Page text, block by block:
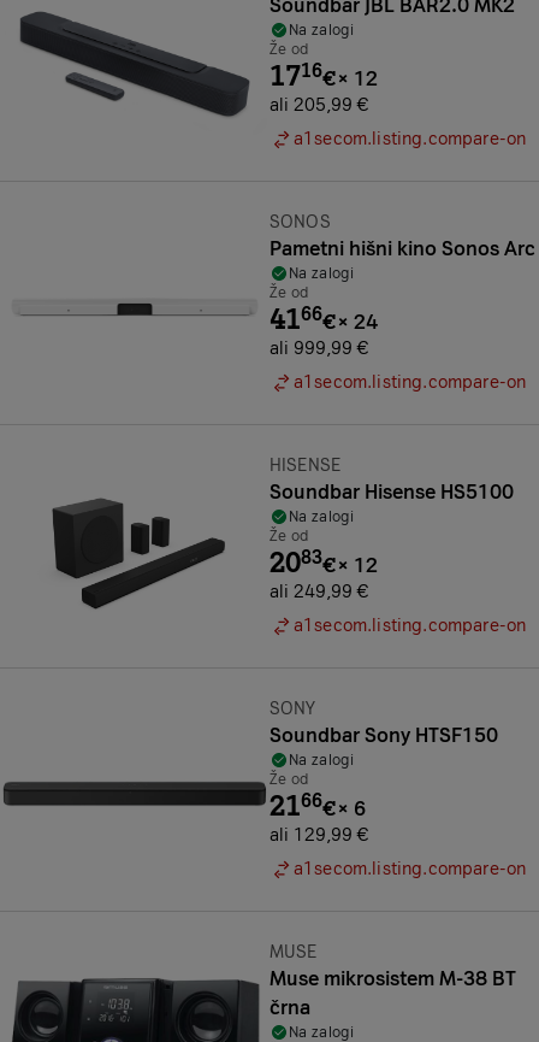
Soundbar JBL BAR2.0 MK2
Na zalogi
Že od
1716€× 12
ali 205,99 €
a1secom.listing.compare-on
Znamka:
SONOS
Pametni hišni kino Sonos Arc
Na zalogi
Že od
4166€× 24
ali 999,99 €
a1secom.listing.compare-on
Znamka:
HISENSE
Soundbar Hisense HS5100
Na zalogi
Že od
2083€× 12
ali 249,99 €
a1secom.listing.compare-on
Znamka:
SONY
Soundbar Sony HTSF150
Na zalogi
Že od
2166€× 6
ali 129,99 €
a1secom.listing.compare-on
Znamka:
MUSE
Muse mikrosistem M-38 BT
črna
Na zalogi